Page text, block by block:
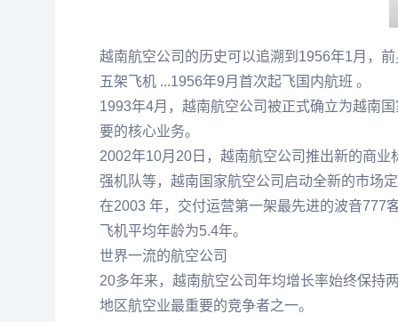
越南航空公司的历史可以追溯到1956年1月，
五架飞机 ...1956年9月首次起飞国内航班 。
1993年4月，越南航空公司被正式确立为越南
要的核心业务。
2002年10月20日，越南航空公司推出新的商
强机队等，越南国家航空公司启动全新的市场
在2003 年，交付运营第一架最先进的波音777
飞机平均年龄为5.4年。
世界一流的航空公司
20多年来，越南航空公司年均增长率始终保持
地区航空业最重要的竞争者之一。